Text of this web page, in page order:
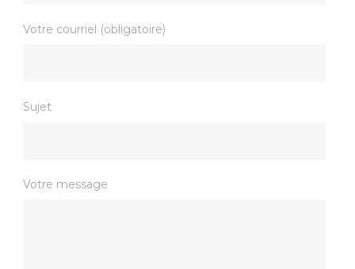
Votre courriel (obligatoire)
Sujet
Votre message